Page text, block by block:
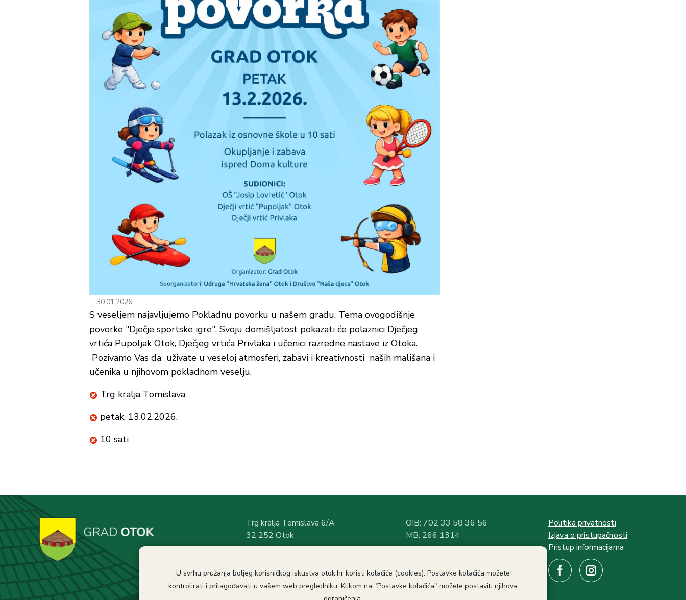
30.01.2026
S veseljem najavljujemo Pokladnu povorku u našem gradu. Tema ovogodišnje
povorke "Dječje sportske igre". Svoju domišljatost pokazati će polaznici Dječjeg
vrtića Pupoljak Otok, Dječjeg vrtića Privlaka i učenici razredne nastave iz Otoka.
Pozivamo Vas da uživate u veseloj atmosferi, zabavi i kreativnosti naših mališana i
učenika u njihovom pokladnom veselju.
Trg kralja Tomislava
petak, 13.02.2026.
10 sati
Trg kralja Tomislava 6/A
32 252 Otok
E: info@otok.hr
OIB: 702 33 58 36 56
MB: 266 1314
7:00 – 15:00 sati
Politika privatnosti
Izjava o pristupačnosti
Pristup informacijama
U svrhu pružanja boljeg korisničkog iskustva otok.hr koristi kolačiće (cookies). Postavke kolačića možete
kontrolirati i prilagođavati u vašem web pregledniku. Klikom na "Postavke kolačića" možete postaviti njihova